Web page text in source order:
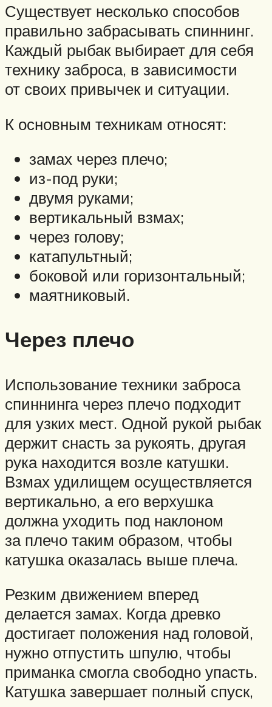
Существует несколько способов
правильно забрасывать спиннинг.
Каждый рыбак выбирает для себя
технику заброса, в зависимости
от своих привычек и ситуации.
К основным техникам относят:
замах через плечо;
из-под руки;
двумя руками;
вертикальный взмах;
через голову;
катапультный;
боковой или горизонтальный;
маятниковый.
Через плечо
Использование техники заброса
спиннинга через плечо подходит
для узких мест. Одной рукой рыбак
держит снасть за рукоять, другая
рука находится возле катушки.
Взмах удилищем осуществляется
вертикально, а его верхушка
должна уходить под наклоном
за плечо таким образом, чтобы
катушка оказалась выше плеча.
Резким движением вперед
делается замах. Когда древко
достигает положения над головой,
нужно отпустить шпулю, чтобы
приманка смогла свободно упасть.
Катушка завершает полный спуск,